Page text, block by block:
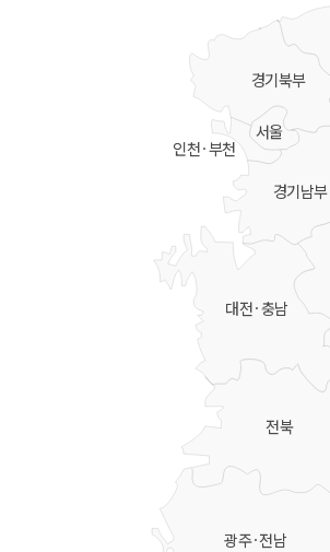
대전·충남
전북
광주·전남
경기북부
경기남부
서울
인천·부천